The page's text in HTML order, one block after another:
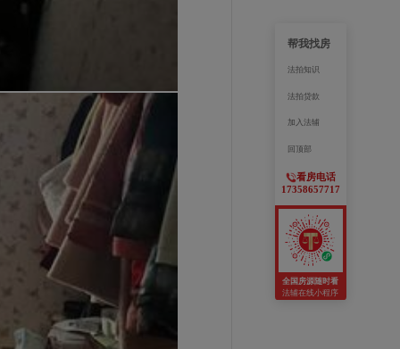
帮我找房
法拍知识
法拍贷款
加入法辅
回顶部
看房电话
17358657717
全国房源随时看
法辅在线小程序